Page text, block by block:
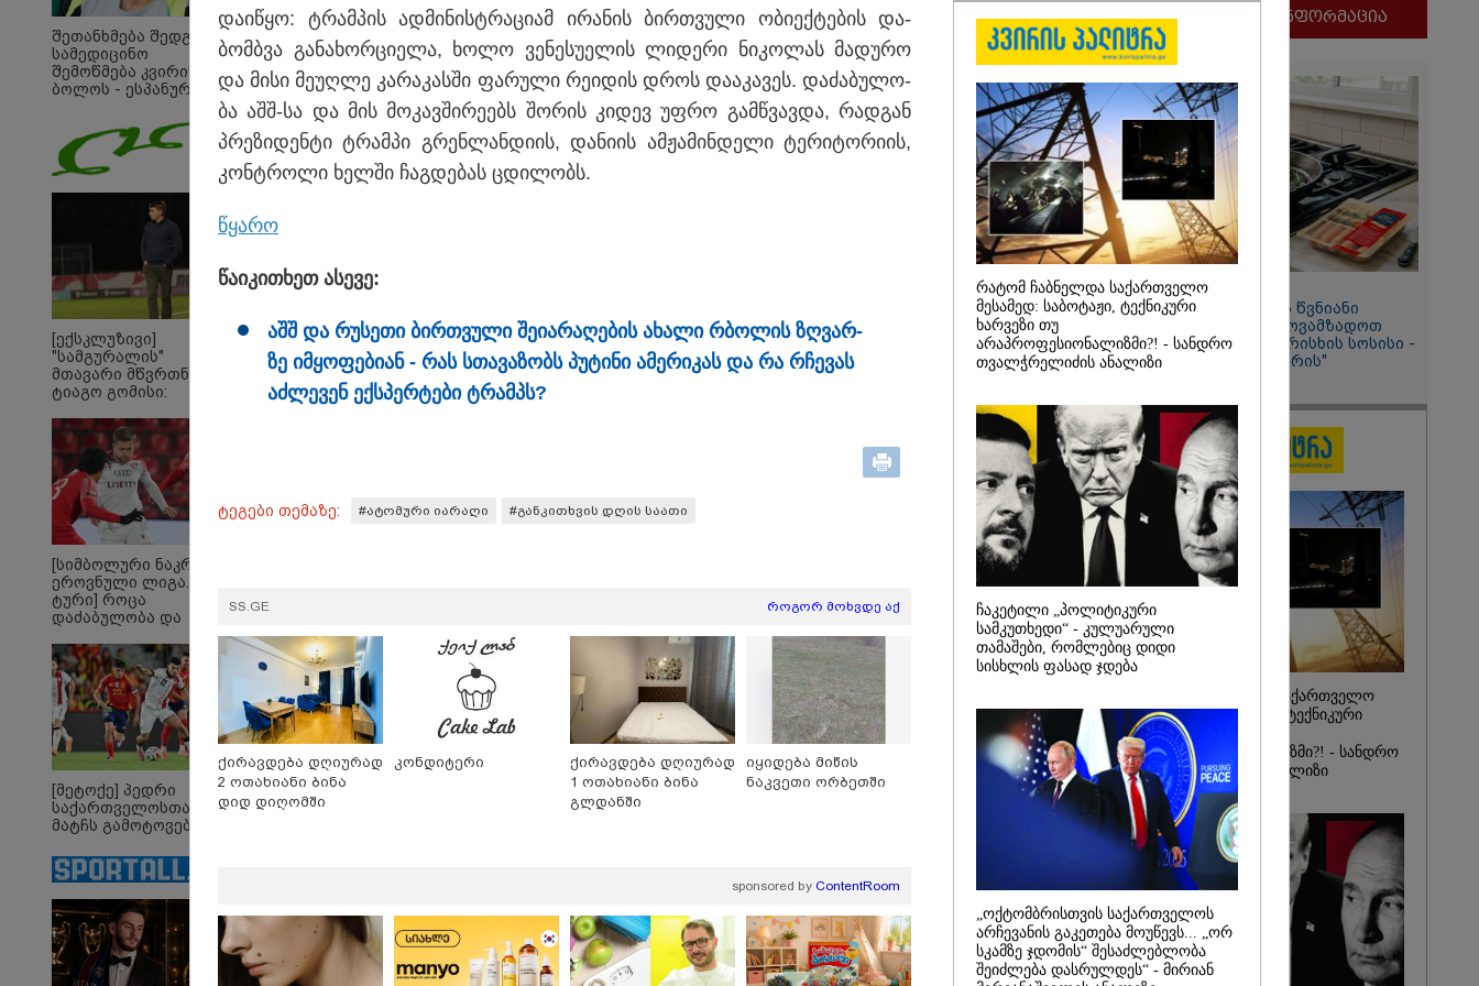
10:52 / 06-08-2026
ვაშინგტონს რაკეტების
დეფიციტი აქვს? - მედიის
ცნობით, დონალდ ტრამპი
პიტ ჰეგსეთს
დაუპირისპირდა:
მკვლელობაში ედება
ლაიფციგის აეროპორტში
უკრაინულ
თვითმფრინავთან ახლოს
ასაფეთქებელი
მოწყობილობით
აღჭურვილი დრონი
აღმოაჩინეს - რას წერს
ტყის ხანძრის შემდეგ
მეორე მსოფლიო ომის
დროინდელი ასობით
ჭურვი აღმოაჩინეს -
"რიგრიგობით
ფეთქდებოდნენ..."
12:38 / 05-08-2026
იტალიაში ქალმა,
ლატარიის ბილეთი,
რომელმაც 1 მლნ მოიგო,
შემთხვევით ნაგავში
თანამშრომლებმა ნაგვის
მანქანაში იპოვეს
მნიშვნელოვანი ინფორმაცია
11:58 / 03-08-2026
ოქროსფერი კანი და წვნიანი
შიგთავსი: როგორ მოვამზადოთ
სწორად პრემიუმ ხარისხის სოსისი -
რჩევები "შეფმაისტერის"
რატომ ჩაბნელდა საქართველო
მესამედ: საბოტაჟი, ტექნიკური
ხარვეზი თუ
არაპროფესიონალიზმი?! - სანდრო
თვალჭრელიძის ანალიზი
შეთანხმება შედგა,
სამედიცინო
შემოწმება კვირის
ბოლოს - ესპანურმა
ქოჩორაშვილის
ახალი გუნდი
დაასახელა
[ექსკლუზივი]
"სამგურალის"
მთავარი მწვრთნელი
ტიაგო გომისი:
ტალანტების
ქვეყანაა"!
[სიმბოლური ნაკრები.
ეროვნული ლიგა. XXX
ტური] როცა
დაძაბულობა და
არიან...
[მეტოქე] პედრი
საქართველოსთან
მატჩს გამოტოვებს
და­ი­წყო: ტრამ­პის ად­მი­ნის­ტრა­ცი­ამ ირა­ნის ბირ­თვუ­ლი ობი­ექ­ტე­ბის და­
ბომბვა გა­ნა­ხორ­ცი­ე­ლა, ხოლო ვე­ნე­სუ­ე­ლის ლი­დე­რი ნი­კო­ლას მა­დუ­რო
და მისი მე­უღ­ლე კა­რა­კას­ში ფა­რუ­ლი რე­ი­დის დროს და­ა­კა­ვეს. და­ძა­ბუ­ლო­
ბა აშშ-სა და მის მო­კავ­ში­რე­ებს შო­რის კი­დევ უფრო გამ­წვავ­და, რად­გან
პრე­ზი­დენ­ტი ტრამ­პი გრენ­ლან­დი­ის, და­ნი­ის ამ­ჟა­მინ­დე­ლი ტე­რი­ტო­რი­ის,
კონ­ტრო­ლი ხელ­ში ჩაგ­დე­ბას ცდი­ლობს.
წყა­რო
წა­ი­კი­თხეთ ასე­ვე:
აშშ და რუ­სე­თი ბირ­თვუ­ლი შე­ი­ა­რა­ღე­ბის ახა­ლი რბო­ლის ზღვარ­
ზე იმ­ყო­ფე­ბი­ან - რას სთა­ვა­ზობს პუ­ტი­ნი ამე­რი­კას და რა რჩე­ვას
აძ­ლე­ვენ ექ­სპერ­ტე­ბი ტრამპს?
ტეგები თემაზე: #ატომური იარაღი #განკითხვის დღის საათი
SS.GE როგორ მოხვდე აქ
ქირავდება დღიურად
2 ოთახიანი ბინა
დიდ დიღომში
კონდიტერი
ქირავდება დღიურად
1 ოთახიანი ბინა
გლდანში
იყიდება მიწის
ნაკვეთი ორბეთში
sponsored by ContentRoom
რატომ ჩაბნელდა საქართველო
მესამედ: საბოტაჟი, ტექნიკური
ხარვეზი თუ
არაპროფესიონალიზმი?! - სანდრო
თვალჭრელიძის ანალიზი
ჩაკეტილი „პოლიტიკური
სამკუთხედი“ - კულუარული
თამაშები, რომლებიც დიდი
სისხლის ფასად ჯდება
„ოქტომბრისთვის საქართველოს
არჩევანის გაკეთება მოუწევს... „ორ
სკამზე ჯდომის“ შესაძლებლობა
შეიძლება დასრულდეს“ - მირიან